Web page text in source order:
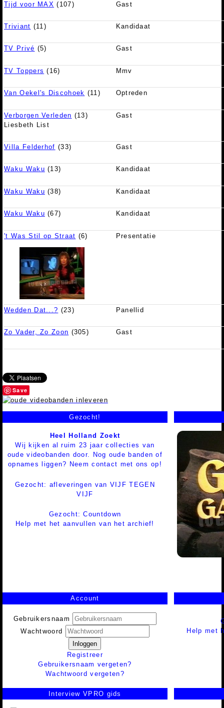
Tijd voor MAX (107) Gast
Triviant (11) Kandidaat
TV Privé (5) Gast
TV Toppers (16) Mmv
Van Oekel's Discohoek (11) Optreden
Verborgen Verleden (13)
Liesbeth List
Gast
Villa Felderhof (33) Gast
Waku Waku (13) Kandidaat
Waku Waku (38) Kandidaat
Waku Waku (67) Kandidaat
't Was Stil op Straat (6) Presentatie
Wedden Dat...? (23) Panellid
Zo Vader, Zo Zoon (305) Gast
Save
Gezocht!
Heel Holland Zoekt
Wij kijken al ruim 23 jaar collecties van
oude videobanden door. Nog oude banden of
opnames liggen? Neem contact met ons op!
Gezocht: afleveringen van VIJF TEGEN
VIJF
Gezocht: Countdown
Help met het aanvullen van het archief!
Account
Gebruikersnaam
Wachtwoord
Inloggen
Registreer
Gebruikersnaam vergeten?
Wachtwoord vergeten?
Help met
Interview VPRO gids